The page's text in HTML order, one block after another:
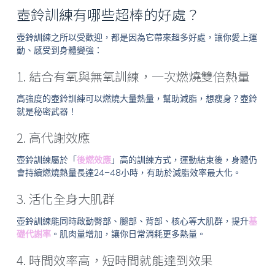
壺鈴訓練有哪些超棒的好處？
壺鈴訓練之所以受歡迎，都是因為它帶來超多好處，讓你愛上運
動、感受到身體變強：
1. 結合有氧與無氧訓練，一次燃燒雙倍熱量
高強度的壺鈴訓練可以燃燒大量熱量，幫助減脂，想瘦身？壺鈴
就是秘密武器！
2. 高代謝效應
壺鈴訓練屬於「後燃效應」高的訓練方式，運動結束後，身體仍
會持續燃燒熱量長達24–48小時，有助於減脂效率最大化。
3. 活化全身大肌群
壺鈴訓練能同時啟動臀部、腿部、背部、核心等大肌群，提升基
礎代謝率。肌肉量增加，讓你日常消耗更多熱量。
4. 時間效率高，短時間就能達到效果